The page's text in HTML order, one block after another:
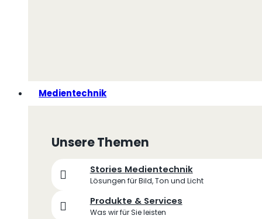
Medientechnik
Unsere Themen
Stories Medientechnik
Lösungen für Bild, Ton und Licht
Produkte & Services
Was wir für Sie leisten